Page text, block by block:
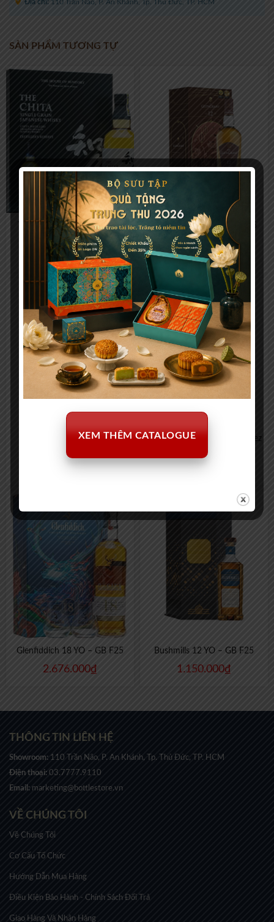
Địa chỉ: 110 Trần Não, P. An Khánh, Tp. Thủ Đức, TP. HCM
SẢN PHẨM TƯƠNG TỰ
The Chita Distiller’s Reserve
70cl – GB F25
1.550.000₫
Glen Grant 12 YO – GB F25
2.050.000₫
Louis XIII 700ml
103.400.000₫
Macallan Night On Earth Jerez
4.550.000
Glenfiddich 18 YO – GB F25
2.676.000₫
Bushmills 12 YO – GB F25
1.150.000₫
THÔNG TIN LIÊN HỆ
Showroom: 110 Trần Não, P. An Khánh, Tp. Thủ Đức, TP. HCM
Điện thoại: 03.7777.9110
Email: marketing@bottlestore.vn
VỀ CHÚNG TÔI
Về Chúng Tôi
Cơ Cấu Tổ Chức
Hướng Dẫn Mua Hàng
Điều Kiện Bảo Hành - Chính Sách Đổi Trả
Giao Hàng Và Nhận Hàng
XEM THÊM CATALOGUE